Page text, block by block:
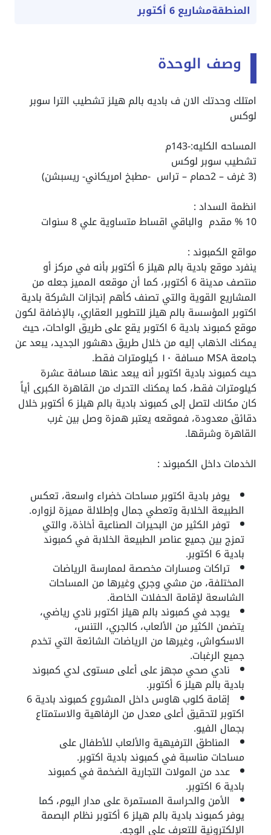
المنطقةمشاريع 6 أكتوبر
وصف الوحدة
امتلك وحدتك الان ف باديه بالم هيلز تشطيب الترا سوبر
لوكس
المساحه الكليه:-143م
تشطيب سوبر لوكس
(3 غرف – 2حمام – تراس -مطبخ امريكاني- ريسبشن)
انظمة السداد :
10 % مقدم والباقي اقساط متساوية علي 8 سنوات
مواقع الكمبوند :
ينفردموقع بادية بالم هيلز
6 أكتوبر بأنه في مركز أو
منتصف مدينة 6 أكتوبر، كما أن موقعه المميز جعله من
المشاريع القوية والتي تصنف كأهم إنجازات الشركة بادية
اكتوبر المؤسسة بالم هيلز للتطوير العقاري، بالإضافة لكون
موقع كمبوند بادية 6 اكتوبر
يقع على طريق الواحات، حيث
يمكنك الذهاب إليه من خلال طريق دهشور الجديد، يبعد عن
جامعة MSA مسافة ١٠ كيلومترات فقط.
حيث كمبوند بادية اكتوبرأنه يبعد عنها مسافة عشرة
كيلومترات فقط، كما يمكنك التحرك من القاهرة الكبرى أياً
كان مكانك لتصل إلى كمبوند بادية بالم هيلز 6 أكتوبر خلال
دقائق معدودة، فموقعه يعتبر همزة وصل بين غرب
القاهرة وشرقها.
الخدمات داخل الكمبوند :
يوفر بادية اكتوبر مساحات خضراء واسعة، تعكس
الطبيعة الخلابة وتعطي جمال وإطلالة مميزة لزواره.
توفر الكثير من البحيرات الصناعية أخاذة، والتي
تمزج بين جميع عناصر الطبيعة الخلابة في كمبوند
بادية 6 اكتوبر .
تراكات ومسارات مخصصة لممارسة الرياضات
المختلفة، من مشي وجري وغيرها من المساحات
الشاسعة لإقامة الحفلات الخاصة.
يوجد في كمبوند بالم هيلز اكتوبر نادي رياضي،
يتضمن الكثير من الألعاب، كالجري، التنس،
الاسكواش، وغيرها من الرياضات الشائعة التي تخدم
جميع الرغبات.
نادي صحي مجهز على أعلى مستوى لدي كمبوند
بادية بالم هيلز 6 أكتوبر.
إقامة كلوب هاوس داخل المشروع كمبوند بادية 6
اكتوبرلتحقيق أعلى معدل من الرفاهية والاستمتاع
بجمال الفيو.
المناطق الترفيهية والألعاب للأطفال على
مساحات مناسبة في كمبوند بادية اكتوبر.
عدد من المولات التجارية الضخمة في كمبوند
بادية 6 اكتوبر .
الأمن والحراسة المستمرة على مدار اليوم، كما
يوفر كمبوند بادية بالم هيلز 6 أكتوبر نظام البصمة
الإلكترونية للتعرف على الوجه.